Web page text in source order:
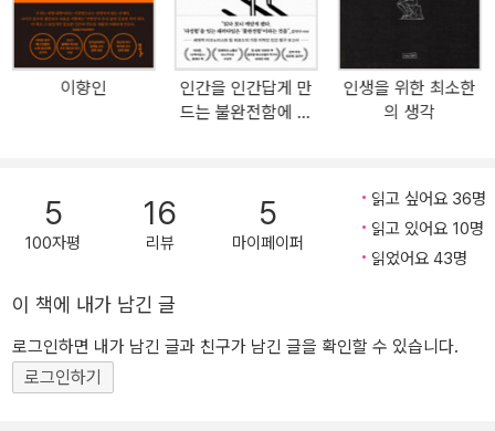
의 단어를 통해 자기 자신을 들여다보고 자기 안의 별을 찾는다’라는
메시지를 구현한 새 표지를 비롯해 판형, 내부 도판 등에 변화를 주었
고, 지난 10년간 저자의 생각이 달라진 부분을 반영하였으며 새로운
사례를 덧붙이기도 했다. 무엇보다 세월이 흘러도 변하지 않을 본질
만을 남기는 데 중점을 두었다. 그 결과 책의 외형과 내용에 크고 작은
지를 들여다봐야 한다’ ‘본질을 중요하게 생각하는 이유’ ‘세월이 흘러
도 변함없이 그 가치를 인정받는 고전의 힘’ ‘깊이 들여다보는 것의 중
요성’ ‘지금 이 순간에 집중해 살아야 하는 이유’ ‘소통이 중요한 이유
와 소통을 잘하는 방법’ ‘인생을 잘 살아갈 수 있는 팁’ 등에 이르는 이
“답은 바로 지금, 여기 내 인생에 있습니다.” (43쪽) “어떤 미디어 소
비자이든 간에 결국 사람을 움직인다는 것은 마음을 움직이는 거예
이향인
인간을 인간답게 만
드는 불완전함에 대
인생을 위한 최소한
의 생각
5
100자평
16
리뷰
5
마이페이퍼
읽고 싶어요 36명
읽고 있어요 10명
읽었어요 43명
이 책에 내가 남긴 글
로그인하면 내가 남긴 글과 친구가 남긴 글을 확인할 수 있습니다.
로그인하기